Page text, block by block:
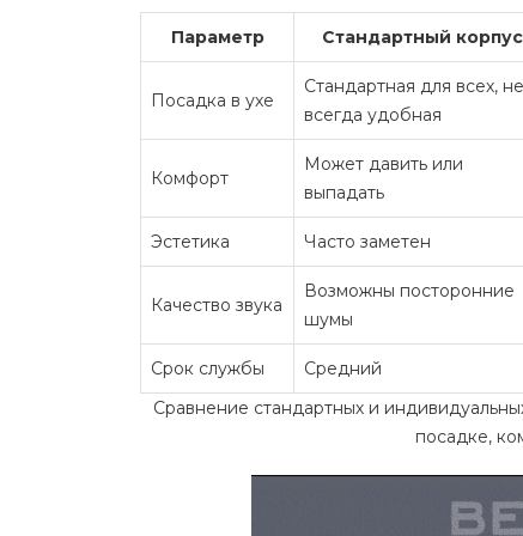
Параметр Стандартный корпус
Посадка в ухе
Стандартная для всех, не
всегда удобная
Комфорт
Может давить или
выпадать
Эстетика Часто заметен
Качество звука
Возможны посторонние
шумы
Срок службы Средний
Сравнение стандартных и
посадке,